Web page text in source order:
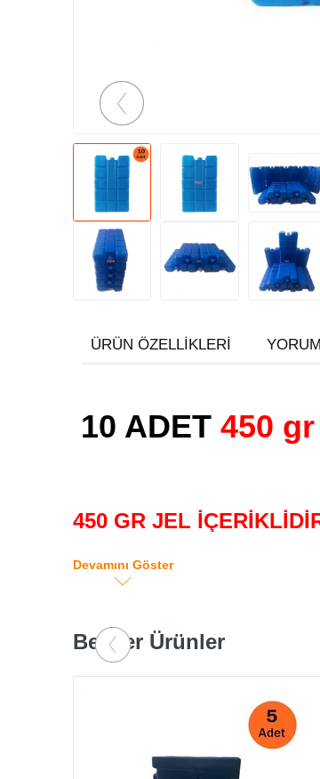
ÜRÜN ÖZELLIKLERI
10 ADET 450
450 GR JEL
Buz aküsünü kullanmadan öne
Devamını Göster
Benzer Ürünler